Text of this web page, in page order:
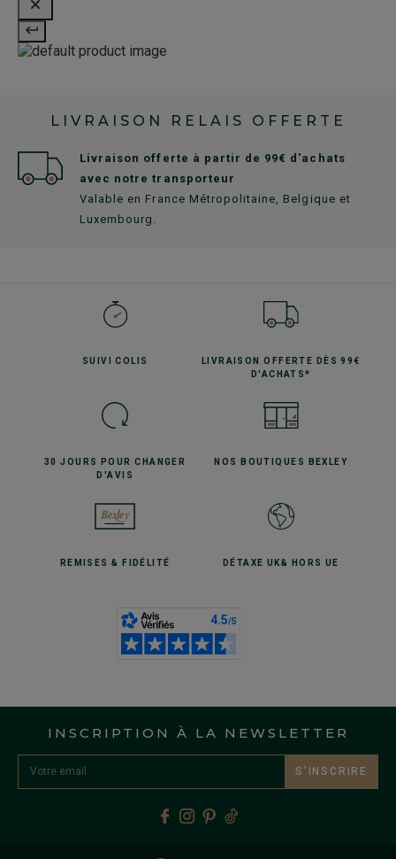
LIVRAISON RELAIS OFFERTE
Livraison offerte à partir de 99€ d'achats
avec notre transporteur
Valable en France Métropolitaine, Belgique et
Luxembourg.
SUIVICOLIS LIVRAISON OFFERTE
DÈS 99€
D'ACHATS*
30 JOURS POURCHANGER
D'AVIS
NOS BOUTIQUES BEXLEY
REMISES& FIDÉLITÉ DÉTAXE UK& HORS UE
INSCRIPTION À LA NEWSLETTER
S’INSCRIRE